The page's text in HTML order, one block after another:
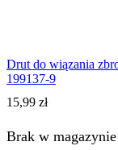
Drut do wiązania
199137-9
15,99 zł
Brak w magazynie